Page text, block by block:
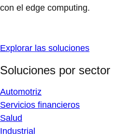
con el edge computing.
Explorar las soluciones
Soluciones por sector
Automotriz
Servicios financieros
Salud
Industrial